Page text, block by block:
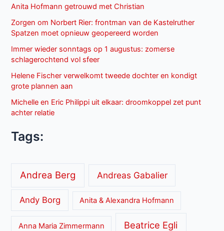
Anita Hofmann getrouwd met Christian
Zorgen om Norbert Rier: frontman van de Kastelruther
Spatzen moet opnieuw geopereerd worden
Immer wieder sonntags op 1 augustus: zomerse
schlagerochtend vol sfeer
Helene Fischer verwelkomt tweede dochter en kondigt
grote plannen aan
Michelle en Eric Philippi uit elkaar: droomkoppel zet punt
achter relatie
Tags:
Andrea Berg Andreas Gabalier
Andy Borg Anita & Alexandra Hofmann
Anna Maria Zimmermann Beatrice Egli